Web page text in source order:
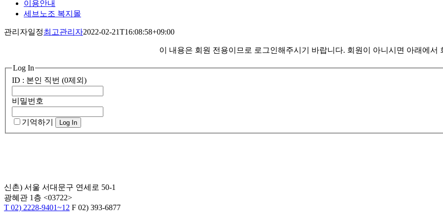
이용안내
세브노조 복지몰
관리자일정최고관리자2022-02-21T16:08:58+09:00
이 내용은 회원 전용이므로 로그인해주시기 바랍니다. 회원이 아니시면 아래에서
Log In
ID : 본인 직번 (0제외)
비밀번호
기억하기
신촌) 서울 서대문구 연세로 50-1
광혜관 1층 <03722>
T 02) 2228-9401~12 F 02) 393-6877